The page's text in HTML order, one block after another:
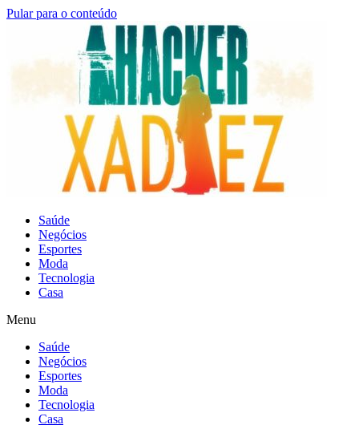
Pular para o conteúdo
Saúde
Negócios
Esportes
Moda
Tecnologia
Casa
Menu
Saúde
Negócios
Esportes
Moda
Tecnologia
Casa